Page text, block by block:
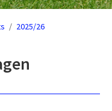
2025/26